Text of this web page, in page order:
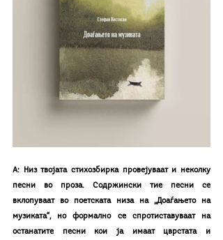
А: Низ твојата стихозбирка провејуваат и неколку
песни во проза. Содржински тие песни се
вклопуваат во поетската низа на „Доаѓањето на
музиката“, но формално се спротиставуваат на
останатите песни кои ја имаат цврстата и